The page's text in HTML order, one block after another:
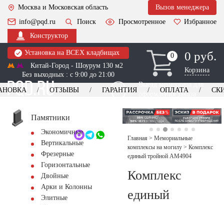
Москва и Московская область
Вызов менеджера
info@pqd.ru
Поиск Просмотренное
Избранное
Конструктор
Установка на ВСЕХ кладбищах
Китай-Город - Шоурум 130 м2
Без выходных : с 9:00 до 21:00
0
0 0 руб.
Корзина
Выезд менеджера для
оформления заказа
+7 (495) 518-44-23
Обратный звонок
ОТЗЫВЫ ГАРАНТИЯ ОПЛАТА
Памятники
Экономичные
Вертикальные
Фрезерные
Горизонтальные
Двойные
Арки и Колонны
Элитные
Главная > Мемориальные
комплексы на могилу > Комплекс
единый тройной AM4904
Комплекс
единый